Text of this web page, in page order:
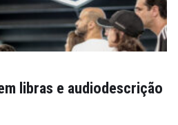
libras e audiodescrição